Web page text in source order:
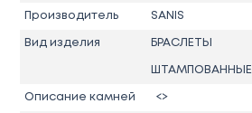
Производитель SANIS
Вид изделия БРАСЛЕТЫ
ШТАМПОВАННЫЕ
Описание камней <>